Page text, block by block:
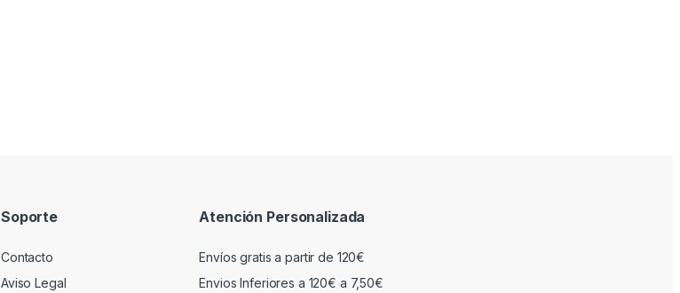
Soporte
Contacto
Aviso Legal
Atención Personalizada
Envíos gratis a partir de 120€
Envios Inferiores a 120€ a 7,50€